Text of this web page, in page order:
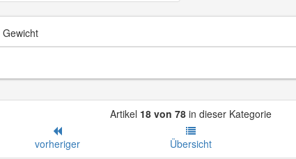
Artikel 18 von 78 in dieser Kategorie
vorheriger Übersicht